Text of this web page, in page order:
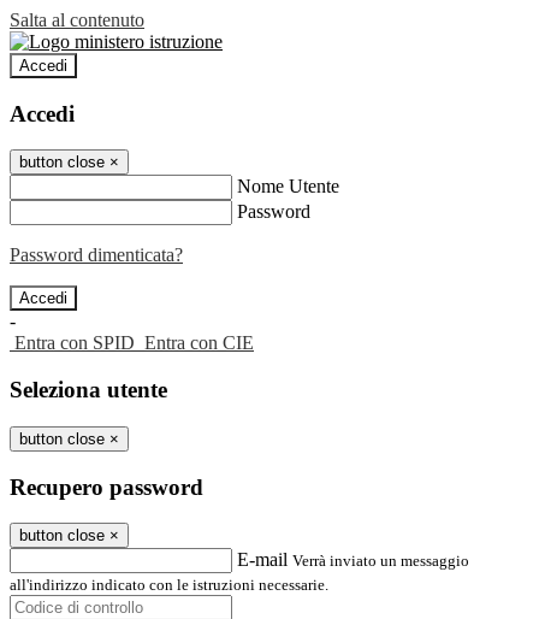
Salta al contenuto
Accedi
Accedi
button close ×
Nome Utente
Password
Password dimenticata?
-
Entra con SPID Entra con CIE
Seleziona utente
button close ×
Recupero password
button close ×
E-mail Verrà inviato un messaggio
all'indirizzo indicato con le istruzioni necessarie.